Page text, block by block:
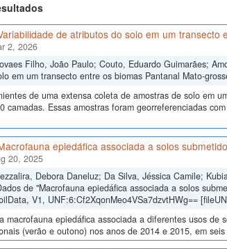
de atributos do solo em um
2, 2026
Filho, João Paulo; Couto, Eduardo Guimarães;
em um transecto entre os biomas Pantanal Mato-
de uma extensa coleta de amostras de solo em
camadas. Essas amostras foram georreferenciadas
epiedáfica associada a solos
20, 2025
Debora Daneluz; Da Silva, Jéssica Camile;
de "Macrofauna epiedáfica associada a solos
V1, UNF:6:Cf2XqonMeo4VSa7dzvtHWg==
macrofauna epiedáfica associada a diferentes usos
(verão e outono) nos anos de 2014 e 2015, em